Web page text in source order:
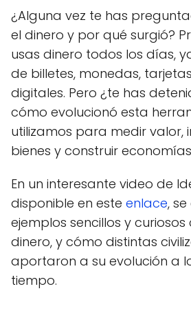
¿Alguna vez te has
el dinero y por qué surgió?
usas dinero todos los días,
de billetes, monedas,
digitales. Pero ¿te has
cómo evolucionó esta
utilizamos para medir valor,
bienes y construir
En un interesante video de
disponible en este enlace,
ejemplos sencillos y
dinero, y cómo distintas
aportaron a su evolución a
tiempo.